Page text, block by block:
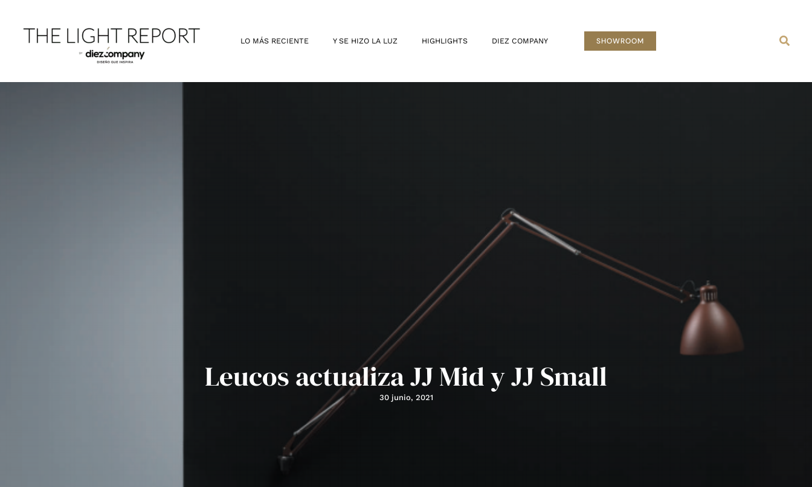
contenido
LO MÁS RECIENTE Y SE HIZO LA LUZ HIGHLIGHTS DIEZ COMPANY SHOWROOM
Leucos actualiza JJ Mid y JJ Small
30 junio, 2021